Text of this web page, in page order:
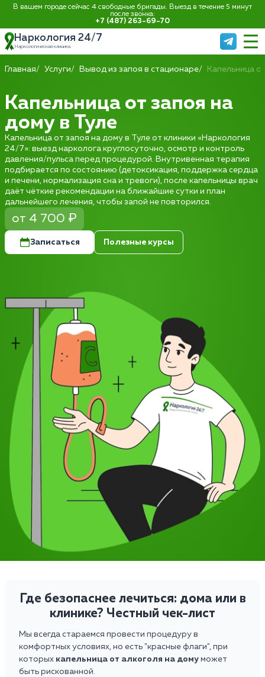
В вашем городе сейчас 4 свободные бригады. Выезд в течение 5 минут
после звонка:
+7 (487) 263-69-70
Наркология 24/7
Наркологическая клиника
Главная Услуги Вывод из запоя в стационаре Капельница
Капельница от запоя на
дому в Туле
Капельница от запоя на дому в Туле от клиники «Наркология
24/7»: выезд нарколога круглосуточно, осмотр и контроль
давления/пульса перед процедурой. Внутривенная терапия
подбирается по состоянию (детоксикация, поддержка сердца
и печени, нормализация сна и тревоги), после капельницы врач
даёт чёткие рекомендации на ближайшие сутки и план
дальнейшего лечения, чтобы запой не повторился.
от 4 700 ₽
Записаться Полезные курсы
Где безопаснее лечиться: дома или в
клинике? Честный чек-лист
Мы всегда стараемся провести процедуру в
комфортных условиях, но есть "красные флаги", при
которых капельница от алкоголя на дому может
быть рискованной.